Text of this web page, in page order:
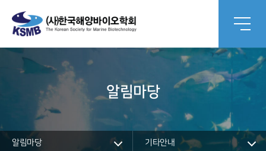
알림마당
알림마당 기타안내